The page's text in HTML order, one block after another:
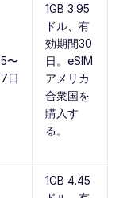
5〜
7日
1GB 3.95
ドル、有
効期間30
日。eSIM
アメリカ
合衆国を
購入す
る。
1GB 4.45